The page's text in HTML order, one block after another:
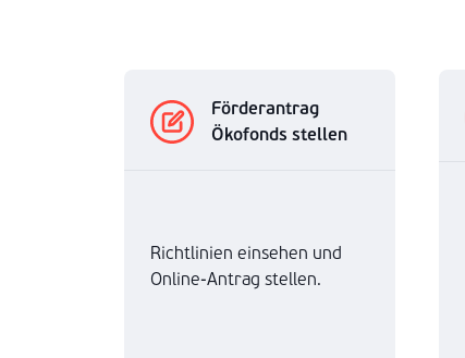
Förderantrag
Ökofonds stellen
Richtlinien einsehen und
Online-Antrag stellen.